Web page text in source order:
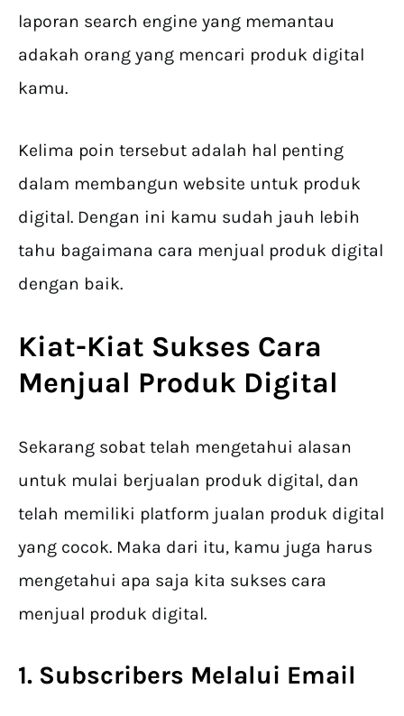
laporan search engine yang memantau
adakah orang yang mencari produk digital
kamu.
Kelima poin tersebut adalah hal penting
dalam membangun website untuk produk
digital. Dengan ini kamu sudah jauh lebih
tahu bagaimana cara menjual produk digital
dengan baik.
Kiat-Kiat Sukses Cara
Menjual Produk Digital
Sekarang sobat telah mengetahui alasan
untuk mulai berjualan produk digital, dan
telah memiliki platform jualan produk digital
yang cocok. Maka dari itu, kamu juga harus
mengetahui apa saja kita sukses cara
menjual produk digital.
1. Subscribers Melalui Email